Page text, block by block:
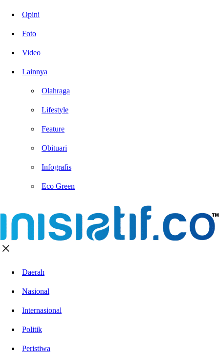
Opini
Foto
Video
Lainnya
Olahraga
Lifestyle
Feature
Obituari
Infografis
Eco Green
Daerah
Nasional
Internasional
Politik
Peristiwa